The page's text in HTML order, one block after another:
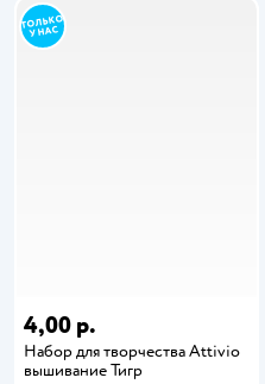
4,00 р.
Набор для творчества Attivio
вышивание Тигр